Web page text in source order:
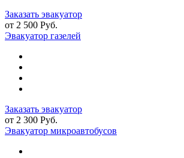
Заказать эвакуатор
от 2 500 Руб.
Эвакуатор газелей
Заказать эвакуатор
от 2 300 Руб.
Эвакуатор микроавтобусов